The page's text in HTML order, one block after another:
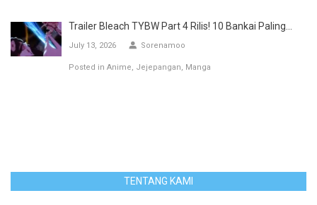
Trailer Bleach TYBW Part 4 Rilis! 10 Bankai Paling...
July 13, 2026 Sorenamoo
Posted in Anime Jejepangan Manga
TENTANG KAMI